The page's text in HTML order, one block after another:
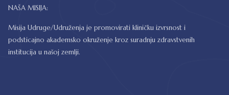
NAŠA MISIJA:
Misija Udruge/Udruženja je promovirati kliničku izvrsnost i
podsticajno akademsko okruženje kroz suradnju zdravstvenih
institucija u našoj zemlji.